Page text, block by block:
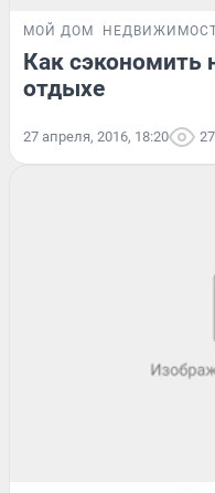
МОЙ ДОМ
Как сэкономить
отдыхе
27 апреля, 2016, 18:20